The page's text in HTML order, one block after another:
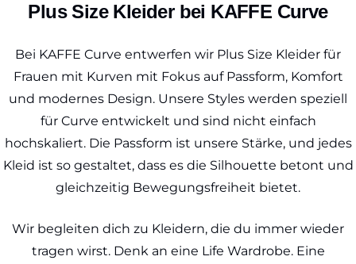
Plus Size Kleider bei KAFFE Curve
Bei KAFFE Curve entwerfen wir Plus Size Kleider für
Frauen mit Kurven mit Fokus auf Passform, Komfort
und modernes Design. Unsere Styles werden speziell
für Curve entwickelt und sind nicht einfach
hochskaliert. Die Passform ist unsere Stärke, und jedes
Kleid ist so gestaltet, dass es die Silhouette betont und
gleichzeitig Bewegungsfreiheit bietet.
Wir begleiten dich zu Kleidern, die du immer wieder
tragen wirst. Denk an eine Life Wardrobe. Eine